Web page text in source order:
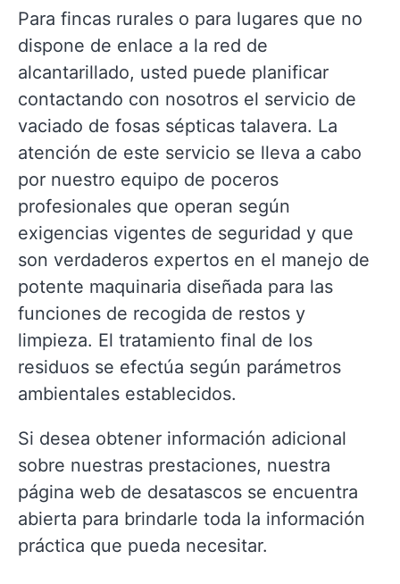
Para fincas rurales o para lugares que no
dispone de enlace a la red de
alcantarillado, usted puede planificar
contactando con nosotros el servicio de
vaciado de fosas sépticas talavera. La
atención de este servicio se lleva a cabo
por nuestro equipo de poceros
profesionales que operan según
exigencias vigentes de seguridad y que
son verdaderos expertos en el manejo de
potente maquinaria diseñada para las
funciones de recogida de restos y
limpieza. El tratamiento final de los
residuos se efectúa según parámetros
ambientales establecidos.
Si desea obtener información adicional
sobre nuestras prestaciones, nuestra
página web de desatascos se encuentra
abierta para brindarle toda la información
práctica que pueda necesitar.